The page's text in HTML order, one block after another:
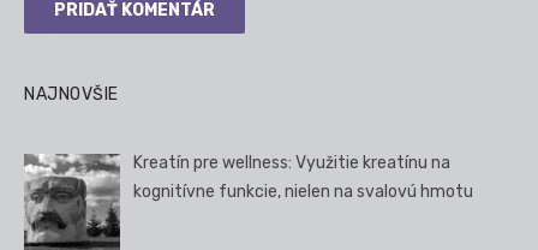
NAJNOVŠIE
Kreatín pre wellness: Využitie kreatínu na
kognitívne funkcie, nielen na svalovú hmotu